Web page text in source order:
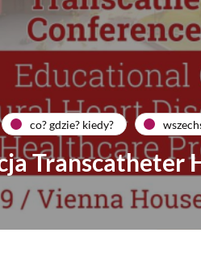
co? gdzie? kiedy?
Transcatheter